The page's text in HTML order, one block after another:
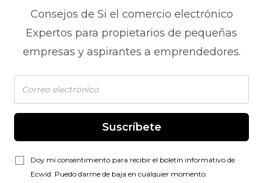
Consejos de Si el comercio electrónico
Expertos para propietarios de pequeñas
empresas y aspirantes a emprendedores.
Suscríbete
Doy mi consentimiento para recibir el boletín informativo de
Ecwid. Puedo darme de baja en cualquier momento.